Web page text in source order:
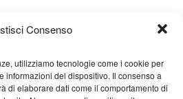
Consenso
utilizziamo tecnologie come i cookie per
informazioni del dispositivo. Il consenso a
di elaborare dati come il comportamento di
Minardi
Gear